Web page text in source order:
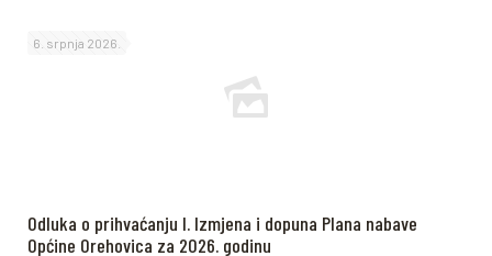
6. srpnja 2026.
Odluka o prihvaćanju I. Izmjena i dopuna Plana nabave
Općine Orehovica za 2026. godinu